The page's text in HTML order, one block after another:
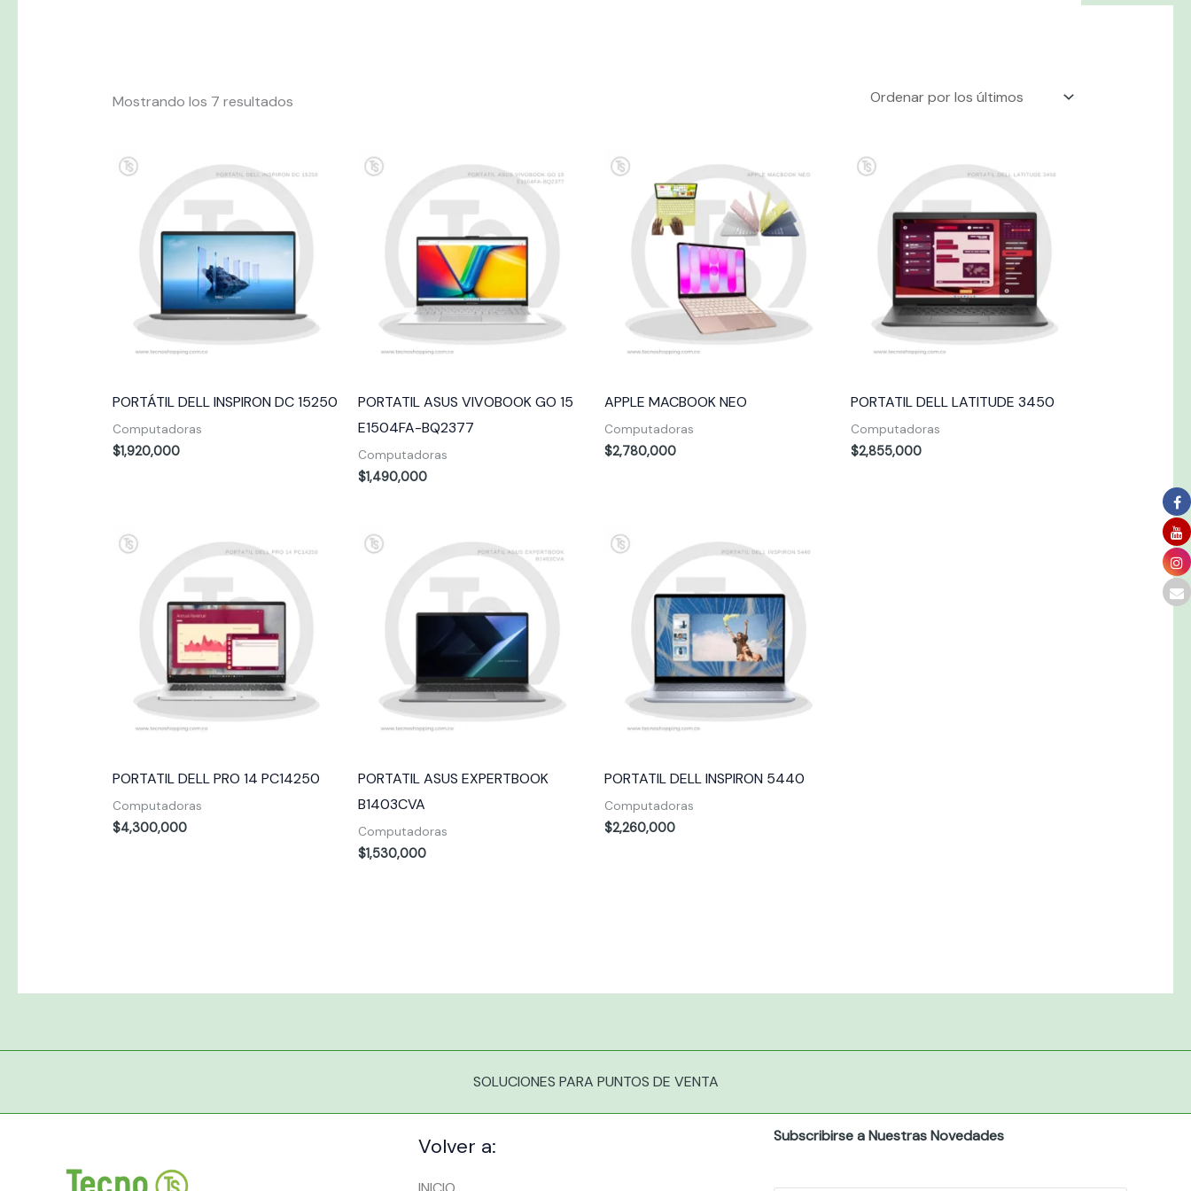
Mostrando los 7 resultados
PORTÁTIL DELL INSPIRON DC 15250
Computadoras
$1,920,000
PORTATIL ASUS VIVOBOOK GO 15
E1504FA-BQ2377
Computadoras
$1,490,000
APPLE MACBOOK NEO
Computadoras
$2,780,000
PORTATIL DELL LATITUDE 3450
Computadoras
$2,855,000
PORTATIL DELL PRO 14 PC14250
Computadoras
$4,300,000
PORTATIL ASUS EXPERTBOOK
B1403CVA
Computadoras
$1,530,000
PORTATIL DELL INSPIRON 5440
Computadoras
$2,260,000
SOLUCIONES PARA PUNTOS DE VENTA
Volver a: Subscribirse a Nuestras Novedades